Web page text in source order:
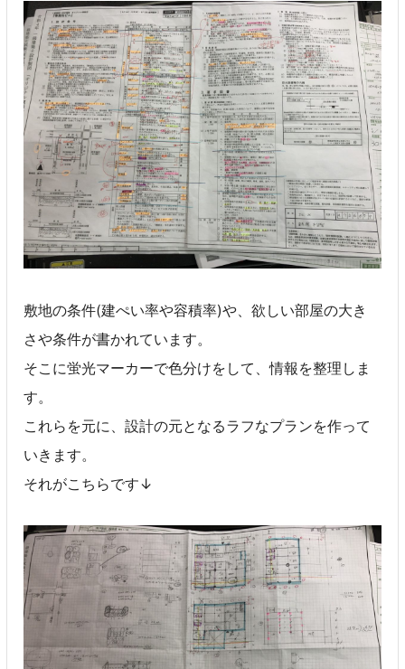
敷地の条件(建ぺい率や容積率)や、欲しい部屋の大き
さや条件が書かれています。
そこに蛍光マーカーで色分けをして、情報を整理しま
す。
これらを元に、設計の元となるラフなプランを作って
いきます。
それがこちらです↓